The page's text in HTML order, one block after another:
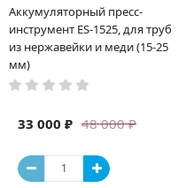
Аккумуляторный пресс-
инструмент ES-1525, для труб
из нержавейки и меди (15-25
мм)
48 000 ₽
33 000 ₽